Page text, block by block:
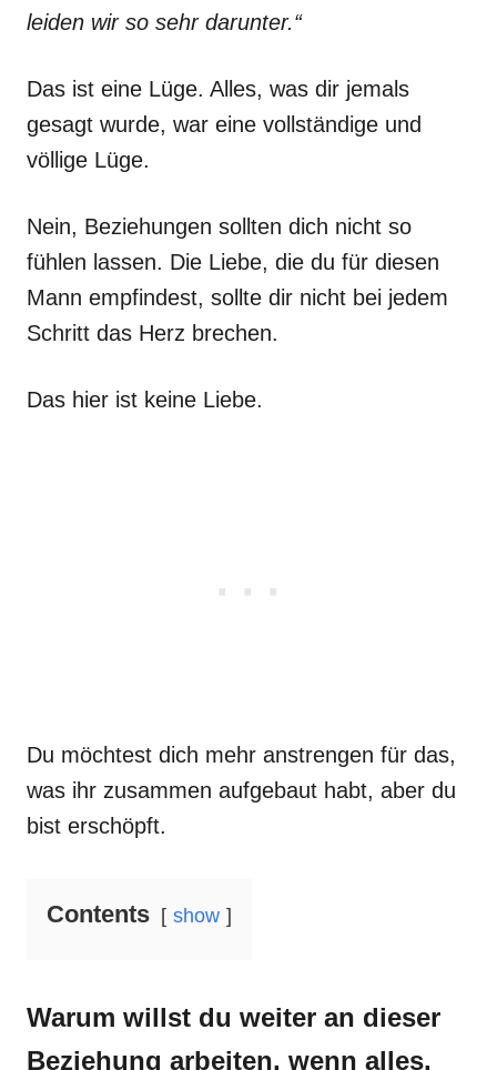
leiden wir so sehr darunter.“
Das ist eine Lüge. Alles, was dir jemals
gesagt wurde, war eine vollständige und
völlige Lüge.
Nein, Beziehungen sollten dich nicht so
fühlen lassen. Die Liebe, die du für diesen
Mann empfindest, sollte dir nicht bei jedem
Schritt das Herz brechen.
Das hier ist keine Liebe.
Du möchtest dich mehr anstrengen für das,
was ihr zusammen aufgebaut habt, aber du
bist erschöpft.
Contents show
Warum willst du weiter an dieser
Beziehung arbeiten, wenn alles,